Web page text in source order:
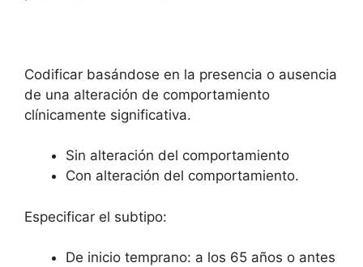
Codificar basándose en la presencia o ausencia
de una alteración de comportamiento
clínicamente significativa.
Sin alteración del comportamiento
Con alteración del comportamiento.
Especificar el subtipo:
De inicio temprano: a los 65 años o antes